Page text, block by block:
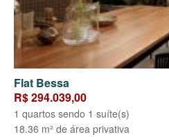
Flat Bessa
R$ 294.039,00
1 quartos sendo 1 suíte(s)
18.36 m² de área privativa